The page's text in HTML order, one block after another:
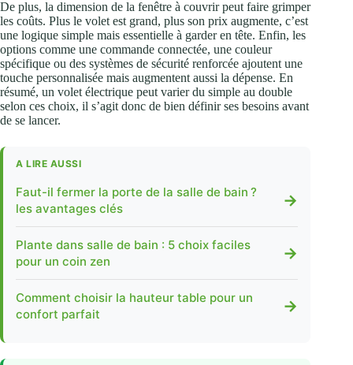
De plus, la dimension de la fenêtre à couvrir peut faire grimper
les coûts. Plus le volet est grand, plus son prix augmente, c’est
une logique simple mais essentielle à garder en tête. Enfin, les
options comme une commande connectée, une couleur
spécifique ou des systèmes de sécurité renforcée ajoutent une
touche personnalisée mais augmentent aussi la dépense. En
résumé, un volet électrique peut varier du simple au double
selon ces choix, il s’agit donc de bien définir ses besoins avant
de se lancer.
A LIRE AUSSI
Faut-il fermer la porte de la salle de bain ?
les avantages clés
→
Plante dans salle de bain : 5 choix faciles
pour un coin zen
→
Comment choisir la hauteur table pour un
confort parfait
→